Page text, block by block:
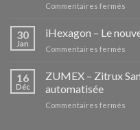
Commentaires fermés
la
des
30
Jan
iHexagon – Le
Commentaires fermés
–
Le
16
Déc
ZUMEX – Zitrux
automatisée
Commentaires fermés